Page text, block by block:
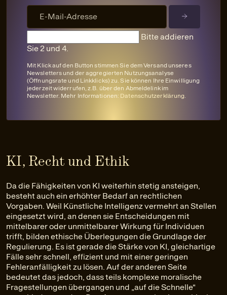
Bitte addieren
Sie 2 und 4.
Mit Klick auf den Button stimmen Sie dem Versand unseres
Newsletters und der aggregierten Nutzungsanalyse
(Öffnungsrate und Linkklicks) zu. Sie können Ihre Einwilligung
jederzeit widerrufen, z.B. über den Abmeldelink im
Newsletter. Mehr Informationen: Datenschutzerklärung
KI, Recht und Ethik
Da die Fähigkeiten von KI weiterhin stetig ansteigen,
besteht auch ein erhöhter Bedarf an rechtlichen
Vorgaben. Weil Künstliche Intelligenz vermehrt an Stellen
eingesetzt wird, an denen sie Entscheidungen mit
mittelbarer oder unmittelbarer Wirkung für Individuen
trifft, bilden ethische Überlegungen die Grundlage der
Regulierung. Es ist gerade die Stärke von KI, gleichartige
Fälle sehr schnell, effizient und mit einer geringen
Fehleranfälligkeit zu lösen. Auf der anderen Seite
bedeutet das jedoch, dass teils komplexe moralische
Fragestellungen übergangen und „auf die Schnelle“